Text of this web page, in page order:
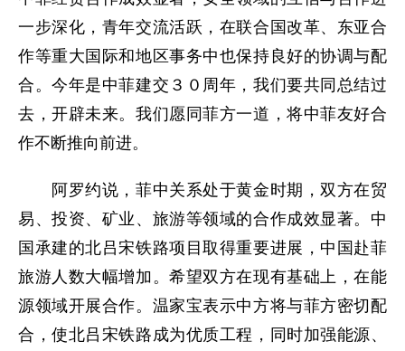
一步深化，青年交流活跃，在联合国改革、东亚合
作等重大国际和地区事务中也保持良好的协调与配
合。今年是中菲建交３０周年，我们要共同总结过
去，开辟未来。我们愿同菲方一道，将中菲友好合
作不断推向前进。
阿罗约说，菲中关系处于黄金时期，双方在贸
易、投资、矿业、旅游等领域的合作成效显著。中
国承建的北吕宋铁路项目取得重要进展，中国赴菲
旅游人数大幅增加。希望双方在现有基础上，在能
源领域开展合作。温家宝表示中方将与菲方密切配
合，使北吕宋铁路成为优质工程，同时加强能源、